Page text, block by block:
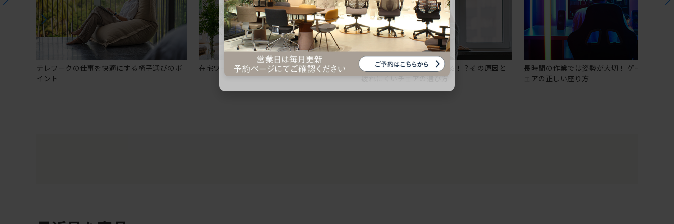
テレワークの仕事を快適にする椅子選びのポ
イント
在宅ワークにおすすめのオフィスチェア5選
椅子に座っているのに疲れる！？その原因と
疲れにくいチェアの選び方
長時間の作業では姿勢が大切！ ゲーミングチ
ェアの正しい座り方